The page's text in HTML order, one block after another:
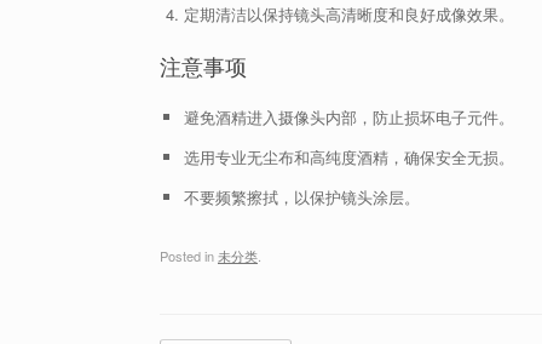
定期清洁以保持镜头高清晰度和良好成像效果。
注意事项
避免酒精进入摄像头内部，防止损坏电子元件。
选用专业无尘布和高纯度酒精，确保安全无损。
不要频繁擦拭，以保护镜头涂层。
Posted in未分类